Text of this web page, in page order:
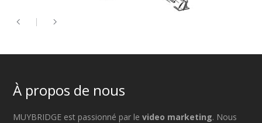
À propos de nous
MUYBRIDGE est passionné par levideo marketing. Nous